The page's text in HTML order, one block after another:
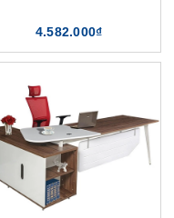
4.582.000₫